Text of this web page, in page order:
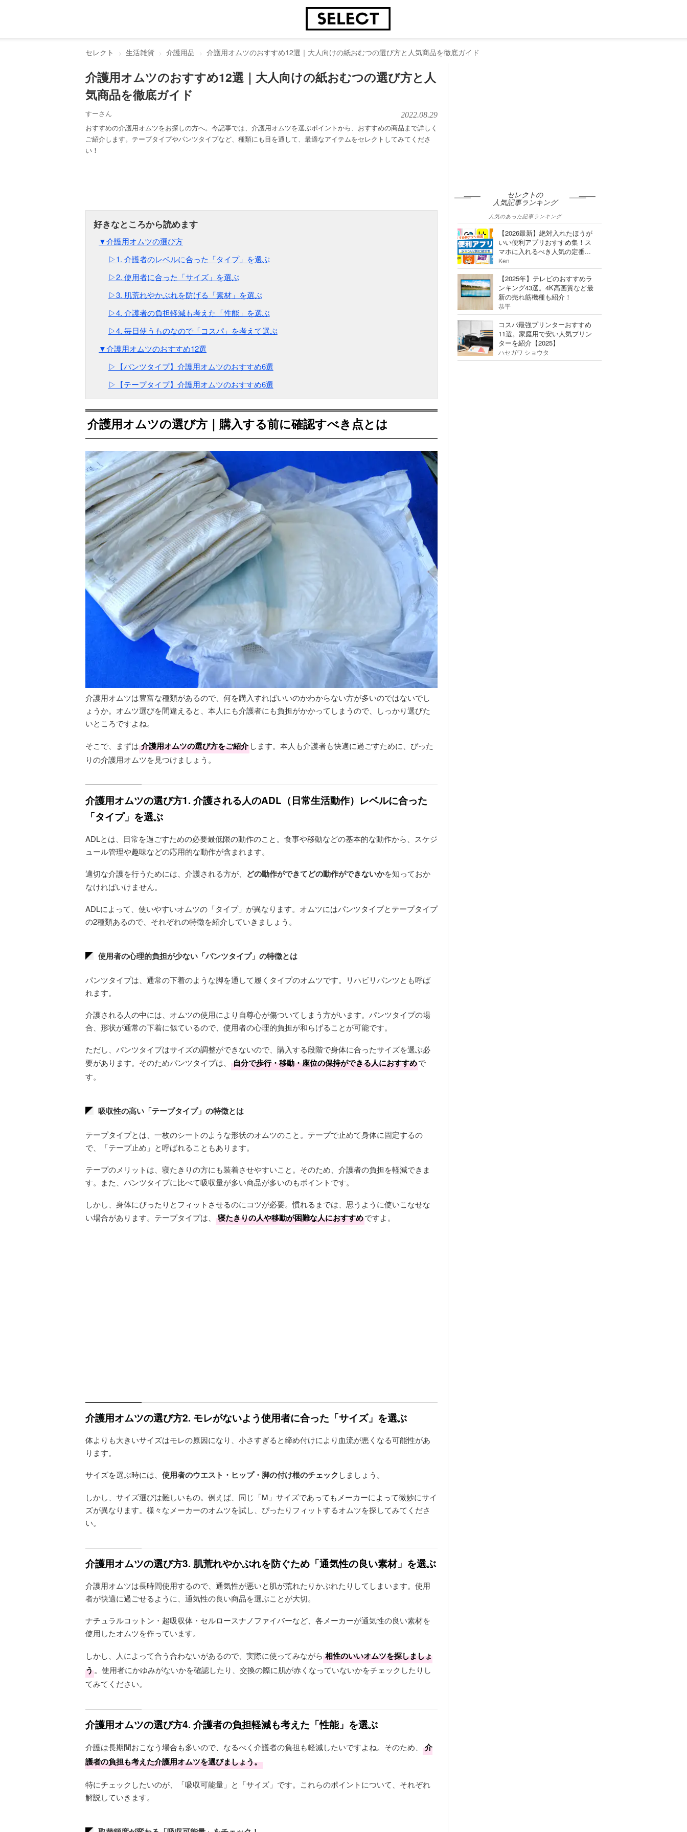
セレクト 生活雑貨 介護用品 介護用オムツのおすすめ12選｜大人向けの紙おむつの選び方と人気商品を徹底ガイド
介護用オムツのおすすめ12選｜大人向けの紙おむつの選び方と人
気商品を徹底ガイド
すーさん 2022.08.29
おすすめの介護用オムツをお探しの方へ。今記事では、介護用オムツを選ぶポイントから、おすすめの商品まで詳しく
ご紹介します。テープタイプやパンツタイプなど、種類にも目を通して、最適なアイテムをセレクトしてみてくださ
い！
▼介護用オムツの選び方
▷1. 介護者のレベルに合った「タイプ」を選ぶ
▷2. 使用者に合った「サイズ」を選ぶ
▷3. 肌荒れやかぶれを防げる「素材」を選ぶ
▷4. 介護者の負担軽減も考えた「性能」を選ぶ
▷4. 毎日使うものなので「コスパ」を考えて選ぶ
▼介護用オムツのおすすめ12選
▷【パンツタイプ】介護用オムツのおすすめ6選
▷【テープタイプ】介護用オムツのおすすめ6選
介護用オムツの選び方｜購入する前に確認すべき点とは
介護用オムツは豊富な種類があるので、何を購入すればいいのかわからない方が多いのではないでし
ょうか。オムツ選びを間違えると、本人にも介護者にも負担がかかってしまうので、しっかり選びた
いところですよね。
そこで、まずは 介護用オムツの選び方をご紹介 します。本人も介護者も快適に過ごすために、ぴった
りの介護用オムツを見つけましょう。
介護用オムツの選び方1. 介護される人のADL（日常生活動作）レベルに合った
「タイプ」を選ぶ
ADLとは、日常を過ごすための必要最低限の動作のこと。食事や移動などの基本的な動作から、スケジ
ュール管理や趣味などの応用的な動作が含まれます。
適切な介護を行うためには、介護される方が、 どの動作ができてどの動作ができないかを知っておか
なければいけません。
ADLによって、使いやすいオムツの「タイプ」が異なります。オムツにはパンツタイプとテープタイプ
の2種類あるので、それぞれの特徴を紹介していきましょう。
使用者の心理的負担が少ない「パンツタイプ」の特徴とは
パンツタイプは、通常の下着のような脚を通して履くタイプのオムツです。リハビリパンツとも呼ば
れます。
介護される人の中には、オムツの使用により自尊心が傷ついてしまう方がいます。パンツタイプの場
合、形状が通常の下着に似ているので、使用者の心理的負担が和らげることが可能です。
ただし、パンツタイプはサイズの調整ができないので、購入する段階で身体に合ったサイズを選ぶ必
要があります。そのためパンツタイプは、
自分で歩行・移動・座位の保持ができる人におすすめで
す。
吸収性の高い「テープタイプ」の特徴とは
テープタイプとは、一枚のシートのような形状のオムツのこと。テープで止めて身体に固定するの
で、「テープ止め」と呼ばれることもあります。
テープのメリットは、寝たきりの方にも装着させやすいこと。そのため、介護者の負担を軽減できま
す。また、パンツタイプに比べて吸収量が多い商品が多いのもポイントです。
しかし、身体にぴったりとフィットさせるのにコツが必要。慣れるまでは、思うように使いこなせな
い場合があります。テープタイプは、
寝たきりの人や移動が困難な人におすすめですよ。
介護用オムツの選び方2. モレがないよう使用者に合った「サイズ」を選ぶ
体よりも大きいサイズはモレの原因になり、小さすぎると締め付けにより血流が悪くなる可能性があ
ります。
サイズを選ぶ時には、 使用者のウエスト・ヒップ・脚の付け根のチェック しましょう。
しかし、サイズ選びは難しいもの。例えば、同じ「M」サイズであってもメーカーによって微妙にサイ
ズが異なります。様々なメーカーのオムツを試し、ぴったりフィットするオムツを探してみてくださ
い。
介護用オムツの選び方3. 肌荒れやかぶれを防ぐため「通気性の良い素材」を選ぶ
介護用オムツは長時間使用するので、通気性が悪いと肌が荒れたりかぶれたりしてしまいます。使用
者が快適に過ごせるように、通気性の良い商品を選ぶことが大切。
ナチュラルコットン・超吸収体・セルロースナノファイバーなど、各メーカーが通気性の良い素材を
使用したオムツを作っています。
しかし、人によって合う合わないがあるので、実際に使ってみながら 相性のいいオムツを探しましょ
う。使用者にかゆみがないかを確認したり、交換の際に肌が赤くなっていないかをチェックしたりし
てみてください。
介護用オムツの選び方4. 介護者の負担軽減も考えた「性能」を選ぶ
介護は長期間おこなう場合も多いので、なるべく介護者の負担も軽減したいですよね。そのため、
介
護者の負担も考えた介護用オムツを選びましょう。
特にチェックしたいのが、「吸収可能量」と「サイズ」です。これらのポイントについて、それぞれ
解説していきます。
セレクトの
人気記事ランキング
人気のあった記事ランキング
【2026最新】絶対入れたほうが
いい便利アプリおすすめ集！ス
マホに入れるべき人気の定番...
Ken
【2025年】テレビのおすすめラ
ンキング43選。4K高画質など最
新の売れ筋機種も紹介！
恭平
コスパ最強プリンターおすすめ
11選。家庭用で安い人気プリン
ターを紹介【2025】
ハセガワ ショウタ